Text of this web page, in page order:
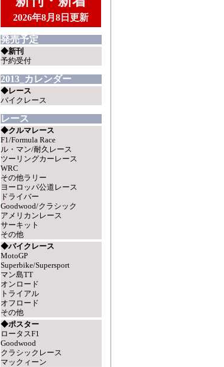
2026年8月8日更新
発売予定
◆新刊
予約受付
2013_カレンダー
◆レース
バイクレース
レース
◆クルマレース
F1/Formula Race
ル・マン/耐久レース
ツーリングカーレース
WRC
その他ラリー
ヨーロッパ公道レース
ドライバー
Goodwood/クラシック
アメリカンレース
サーキット
その他
◆バイクレース
MotoGP
Superbike/Supersport
マン島TT
オンロード
トライアル
オフロード
その他
◆ポスター
ロータスF1
Goodwood
クラシックレース
マックィーン